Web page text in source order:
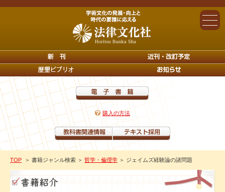
購入の方法
TOP ＞ 書籍ジャンル検索 ＞ 哲学・倫理学 ＞ ジェイムズ経験論の諸問題